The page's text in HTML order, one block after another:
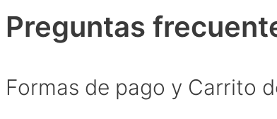
Preguntas
Formas de pago y Carrito